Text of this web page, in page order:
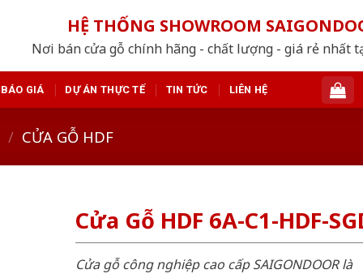
HỆ THỐNG SHOWROOM
Nơi bán cửa gỗ chính hãng - chất lượng - giá rẻ nhất
BÁO GIÁ DỰ ÁN THỰC TẾ TIN TỨC LIÊN HỆ
/ CỬA GỖ HDF
Cửa Gỗ HDF 6A-C1-HDF-
Cửa gỗ công nghiệp cao cấp SAIGONDOOR là